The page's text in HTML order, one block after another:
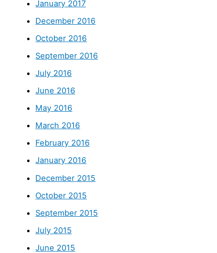
January 2017
December 2016
October 2016
September 2016
July 2016
June 2016
May 2016
March 2016
February 2016
January 2016
December 2015
October 2015
September 2015
July 2015
June 2015